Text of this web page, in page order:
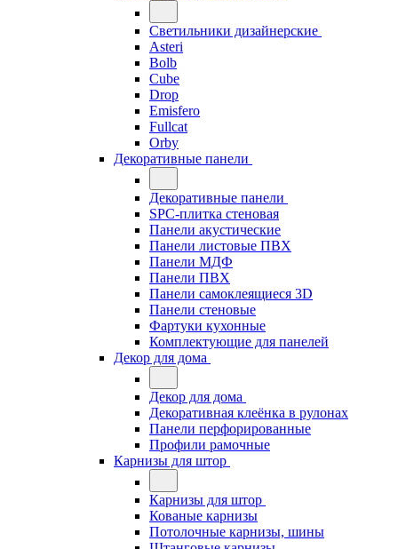
Светильники дизайнерские
Asteri
Bolb
Cube
Drop
Emisfero
Fullcat
Orby
Декоративные панели
Декоративные панели
SPC-плитка стеновая
Панели акустические
Панели листовые ПВХ
Панели МДФ
Панели ПВХ
Панели самоклеящиеся 3D
Панели стеновые
Фартуки кухонные
Комплектующие для панелей
Декор для дома
Декор для дома
Декоративная клеёнка в рулонах
Панели перфорированные
Профили рамочные
Карнизы для штор
Карнизы для штор
Кованые карнизы
Потолочные карнизы, шины